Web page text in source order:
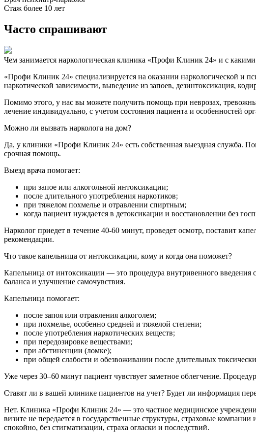
Стаж более 10 лет
Часто спрашивают
Чем занимается наркологическая клиника «Профи Клиник 24» и с
«Профи Клиник 24» специализируется на оказании наркологической и
наркотической зависимости, выведение из запоев, дезинтоксикация,
Помимо этого, у нас вы можете получить помощь при неврозах,
лечение индивидуально, с учетом состояния пациента и особенностей
Можно ли вызвать нарколога на дом?
Да, у клиники «Профи Клиник 24» есть собственная выездная служба.
срочная помощь.
Выезд врача помогает:
при запое или алкогольной интоксикации;
после длительного употребления наркотиков;
при тяжелом похмелье и отравлении спиртным;
когда пациент нуждается в детоксикации и восстановлении без
Нарколог приедет в течение 40-60 минут, проведет осмотр, поставит
рекомендации.
Что такое капельница от интоксикации, кому и когда она поможет?
Капельница от интоксикации — это процедура внутривенного введения
баланса и улучшение самочувствия.
Капельница помогает:
после запоя или отравления алкоголем;
при похмелье, особенно средней и тяжелой степени;
после употребления наркотических веществ;
при передозировке веществами;
при абстиненции (ломке);
при общей слабости и обезвоживании после длительных
Уже через 30–60 минут пациент чувствует заметное облегчение.
Ставят ли в вашей клинике пациентов на учет? Будет ли информация
Нет. Клиника «Профи Клиник 24» — это частное медицинское
визите не передается в государственные структуры, страховые
спокойно, без стигматизации, страха огласки и последствий.